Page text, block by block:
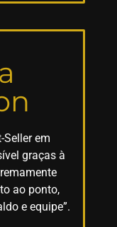
Seller em
graças à
ao ponto,
e equipe”.